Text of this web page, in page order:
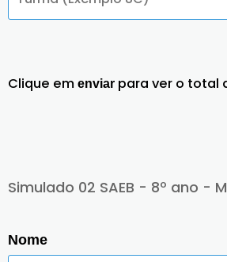
Clique em enviar para ver o total
Simulado 02 SAEB - 8º ano -
Nome